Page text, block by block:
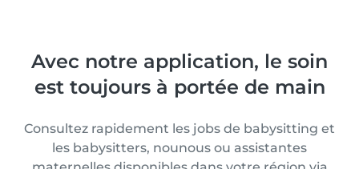
Avec notre application, le soin
est toujours à portée de main
Consultez rapidement les jobs de babysitting et
les babysitters, nounous ou assistantes